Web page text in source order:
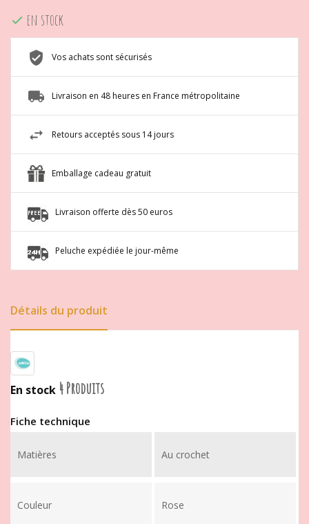
 en stock
Vos achats sont sécurisés
Livraison en 48 heures en France métropolitaine
Retours acceptés sous 14 jours
Emballage cadeau gratuit
Livraison offerte dès 50 euros
Peluche expédiée le jour-même
Détails du produit
En stock 4 Produits
Fiche technique
Matières Au crochet
Couleur Rose